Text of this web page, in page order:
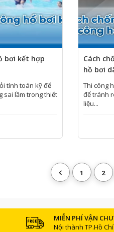
bơi kết hợp
tính toán kỹ để
sai lầm trong thiết
Cách
hồ bơi
Thi công
để tránh
liệu...
1 2
MIỄN PHÍ VẬN
Nội thành TP.Hồ